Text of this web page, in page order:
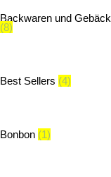
Backwaren und Gebäck
(8)
Best Sellers (4)
Bonbon (1)